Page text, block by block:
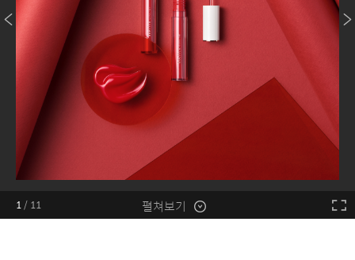
1/ 11 펼쳐보기